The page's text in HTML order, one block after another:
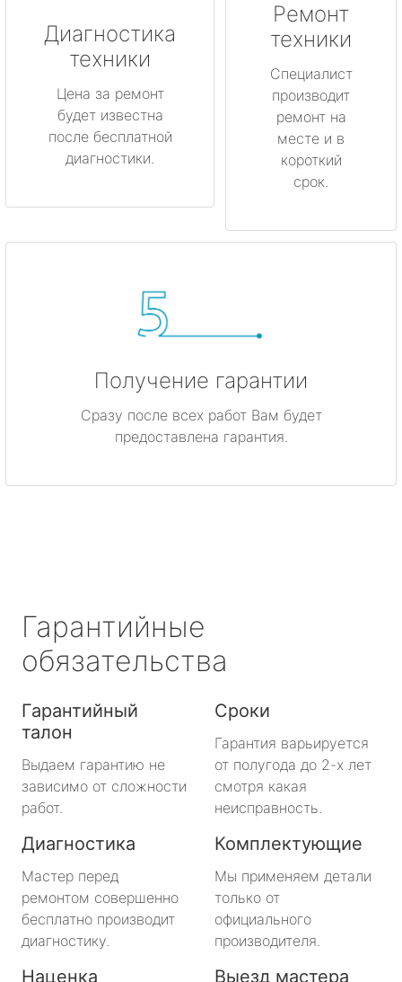
Диагностика
техники
Цена за ремонт
будет известна
после бесплатной
диагностики.
Ремонт
техники
Специалист
производит
ремонт на
месте и в
короткий
срок.
Получение гарантии
Сразу после всех работ Вам будет
предоставлена гарантия.
Гарантийные
обязательства
Гарантийный
талон
Выдаем гарантию не
зависимо от сложности
работ.
Сроки
Гарантия варьируется
от полугода до 2-х лет
смотря какая
неисправность.
Диагностика
Мастер перед
ремонтом совершенно
бесплатно производит
диагностику.
Комплектующие
Мы применяем детали
только от
официального
производителя.
Наценка Выезд мастера